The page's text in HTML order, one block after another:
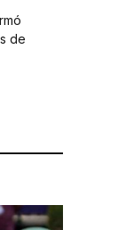
de